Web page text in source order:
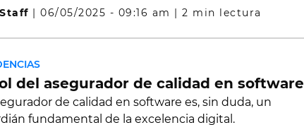
|06/05/2025 - 09:16 am |2 min lectura
del asegurador de calidad en software
de calidad en software es, sin duda, un
fundamental de la excelencia digital.